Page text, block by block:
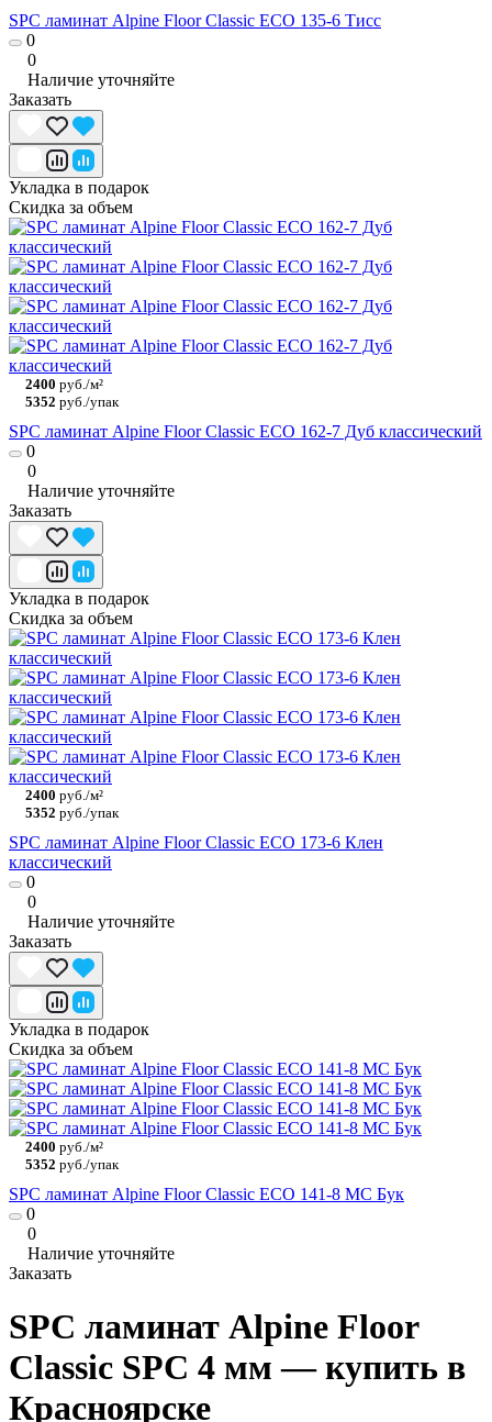
SPC ламинат Alpine Floor Classic ECO 135-6 Тисс
0
0
Наличие уточняйте
Заказать
Укладка в подарок
Скидка за объем
2400 руб./м²
5352 руб./упак
SPC ламинат Alpine Floor Classic ECO 162-7 Дуб классический
0
0
Наличие уточняйте
Заказать
Укладка в подарок
Скидка за объем
2400 руб./м²
5352 руб./упак
SPC ламинат Alpine Floor Classic ECO 173-6 Клен
классический
0
0
Наличие уточняйте
Заказать
Укладка в подарок
Скидка за объем
2400 руб./м²
5352 руб./упак
SPC ламинат Alpine Floor Classic ECO 141-8 MC Бук
0
0
Наличие уточняйте
Заказать
SPC ламинат Alpine Floor
Classic SPC 4 мм — купить в
Красноярске